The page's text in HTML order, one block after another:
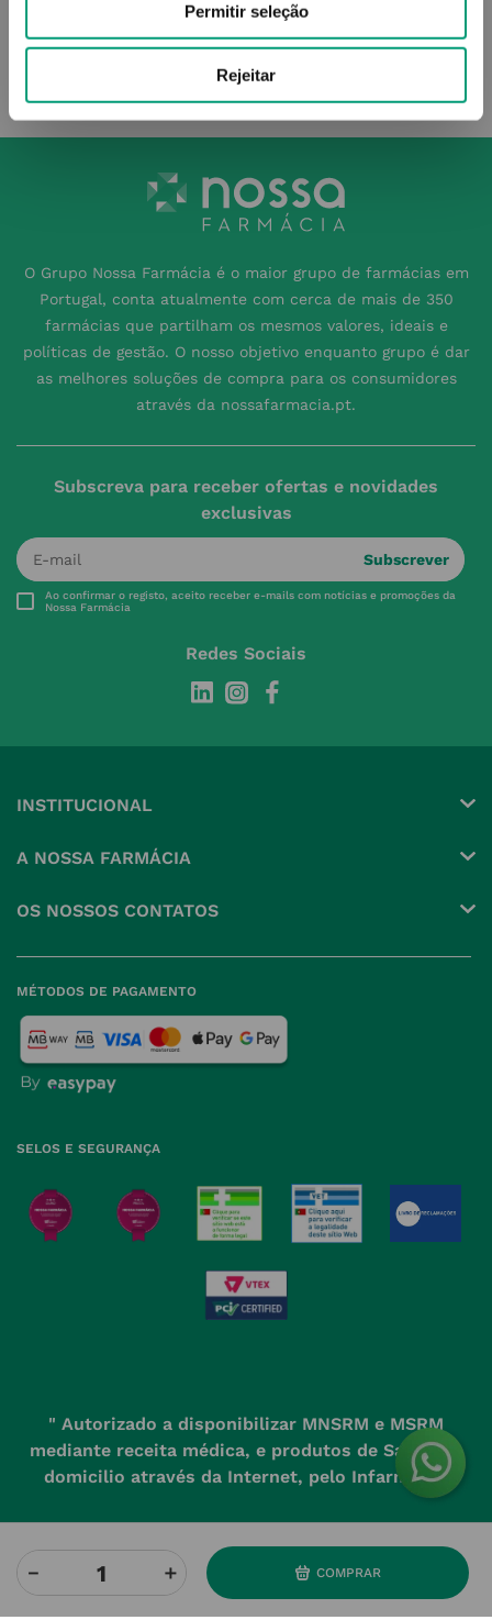
Permitir seleção
Rejeitar
＋
－ COMPRAR
O Grupo Nossa Farmácia é o maior grupo de farmácias em
Portugal, conta atualmente com cerca de mais de 350
farmácias que partilham os mesmos valores, ideais e
políticas de gestão. O nosso objetivo enquanto grupo é dar
as melhores soluções de compra para os consumidores
através da nossafarmacia.pt.
Subscreva para receber ofertas e novidades
exclusivas
Subscrever
Ao confirmar o registo, aceito receber e-mails com notícias e promoções da
Nossa Farmácia
Redes Sociais
INSTITUCIONAL
A NOSSA FARMÁCIA
Política de Privacidade
Política de Cookies
Política de Devoluções
OS NOSSOS CONTATOS
Farmácias perto de si
MÉTODOS DE PAGAMENTO
SELOS E SEGURANÇA
" Autorizado a disponibilizar MNSRM e MSRM
mediante receita médica, e produtos de Saúde ao
domicilio através da Internet, pelo Infarmed. "
Powered by Developed and evolved by